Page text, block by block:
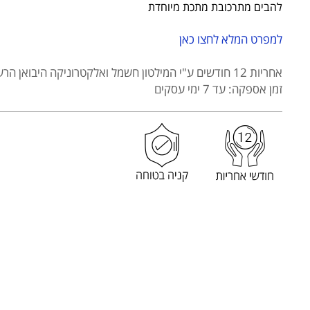
454-
להבים מתרכובת מתכת מיוחדת
למפרט המלא לחצו כאן
אחריות 12 חודשים
ע"י המילטון חשמל ואלקטרוניקה היבואן
זמן אספקה: עד 7 ימי עסקים